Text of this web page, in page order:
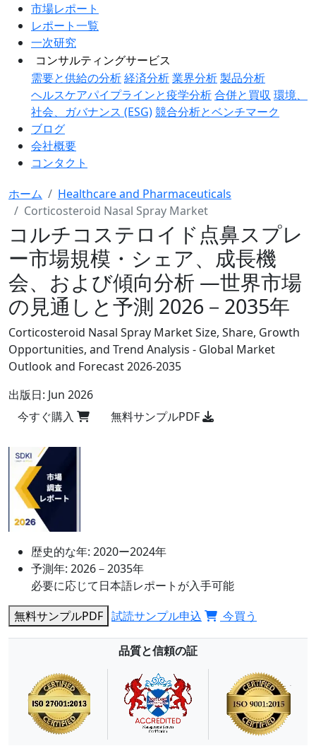
市場レポート
レポート一覧
一次研究
コンサルティングサービス
需要と供給の分析経済分析業界分析製品分析
ヘルスケアパイプラインと疫学分析合併と買収 環境、
社会、ガバナンス (ESG)競合分析とベンチマーク
ブログ
会社概要
コンタクト
ホーム
Healthcare and Pharmaceuticals
Corticosteroid Nasal Spray Market
コルチコステロイド点鼻スプレ
ー市場規模・シェア、成長機
会、および傾向分析 ―世界市場
の見通しと予測 2026－2035年
Corticosteroid Nasal Spray Market Size, Share, Growth
Opportunities, and Trend Analysis - Global Market
Outlook and Forecast 2026-2035
出版日: Jun 2026
今すぐ購入
無料サンプルPDF
歴史的な年: 2020ー2024年
予測年: 2026－2035年
必要に応じて日本語レポートが入手可能
無料サンプルPDF 試読サンプル申込 今買う
品質と信頼の証